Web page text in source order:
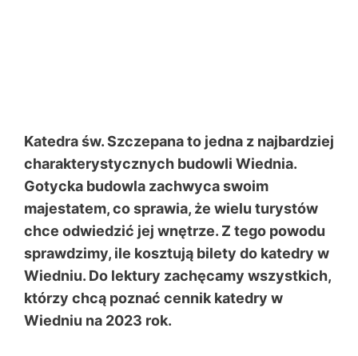
Katedra św. Szczepana to jedna z najbardziej
charakterystycznych budowli Wiednia.
Gotycka budowla zachwyca swoim
majestatem, co sprawia, że wielu turystów
chce odwiedzić jej wnętrze. Z tego powodu
sprawdzimy, ile kosztują bilety do katedry w
Wiedniu. Do lektury zachęcamy wszystkich,
którzy chcą poznać cennik katedry w
Wiedniu na 2023 rok.